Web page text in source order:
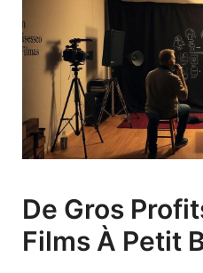
De Gros
Films À Petit